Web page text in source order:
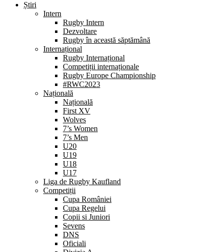
Știri
Intern
Rugby Intern
Dezvoltare
Rugby în această săptămână
Internațional
Rugby Internațional
Competiții internaționale
Rugby Europe Championship
#RWC2023
Națională
Națională
First XV
Wolves
7’s Women
7’s Men
U20
U19
U18
U17
Liga de Rugby Kaufland
Competiții
Cupa României
Cupa Regelui
Copii si Juniori
Sevens
DNS
Oficiali